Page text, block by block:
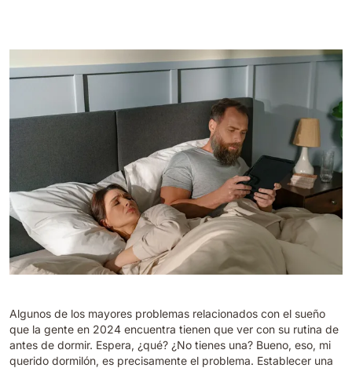
Algunos de los mayores problemas relacionados con el sueño
que la gente en 2024 encuentra tienen que ver con su rutina de
antes de dormir. Espera, ¿qué? ¿No tienes una? Bueno, eso, mi
querido dormilón, es precisamente el problema. Establecer una